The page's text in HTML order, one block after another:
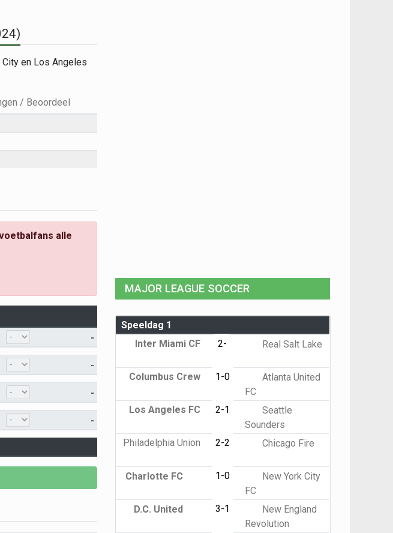
en Los Angeles
/ Beoordeel
alle
-
-
-
-
MAJOR LEAGUE SOCCER
Speeldag 1
Inter Miami CF
2- Real Salt Lake
Columbus Crew 1-0
Atlanta United
FC
Los Angeles FC
2-1
Seattle
Sounders
Philadelphia Union
2-2 Chicago Fire
Charlotte FC 1-0
New York City
FC
D.C. United
3-1
New England
Revolution